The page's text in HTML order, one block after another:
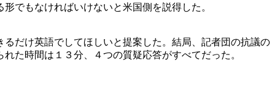
でもなければいけないと米国側を説得した。
だけ英語でしてほしいと提案した。結局、記者団の抗議の
た時間は１３分、４つの質疑応答がすべてだった。